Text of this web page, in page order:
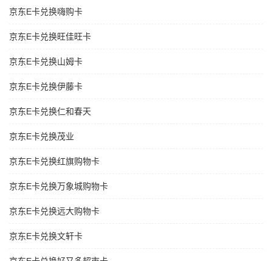
京东E卡兑换嗨购卡
京东E卡兑换旺佳旺卡
京东E卡兑换山姆卡
京东E卡兑换伊藤卡
京东E卡兑换仁和春天
京东E卡兑换茂业
京东E卡兑换红旗购物卡
京东E卡兑换万象城购物卡
京东E卡兑换远大购物卡
京东E卡兑换文轩卡